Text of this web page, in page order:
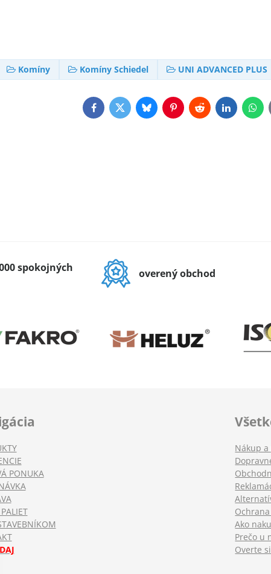
Komíny Komíny Schiedel UNI ADVANCED PLUS
FacebookTwitterBlueskyPinterestRedditLinkedIn
spokojných
overený obchod
PONUKA
Nákup
Ako
Prečo u
Overte